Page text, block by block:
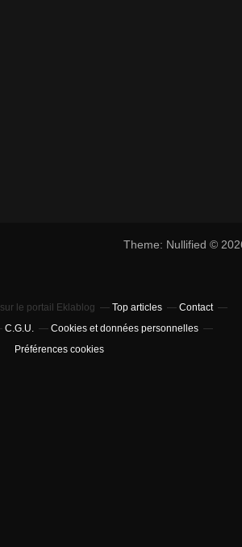
Theme: Nullified ©
sur le portail Eklablog Top articles
Contact
C.G.U.
Cookies et données personnelles
Préférences cookies